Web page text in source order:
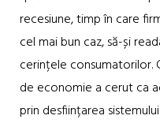
recesiune, timp în care
cel mai bun caz, să-și
cerințele consumatorilor.
de economie a cerut ca
prin desființarea